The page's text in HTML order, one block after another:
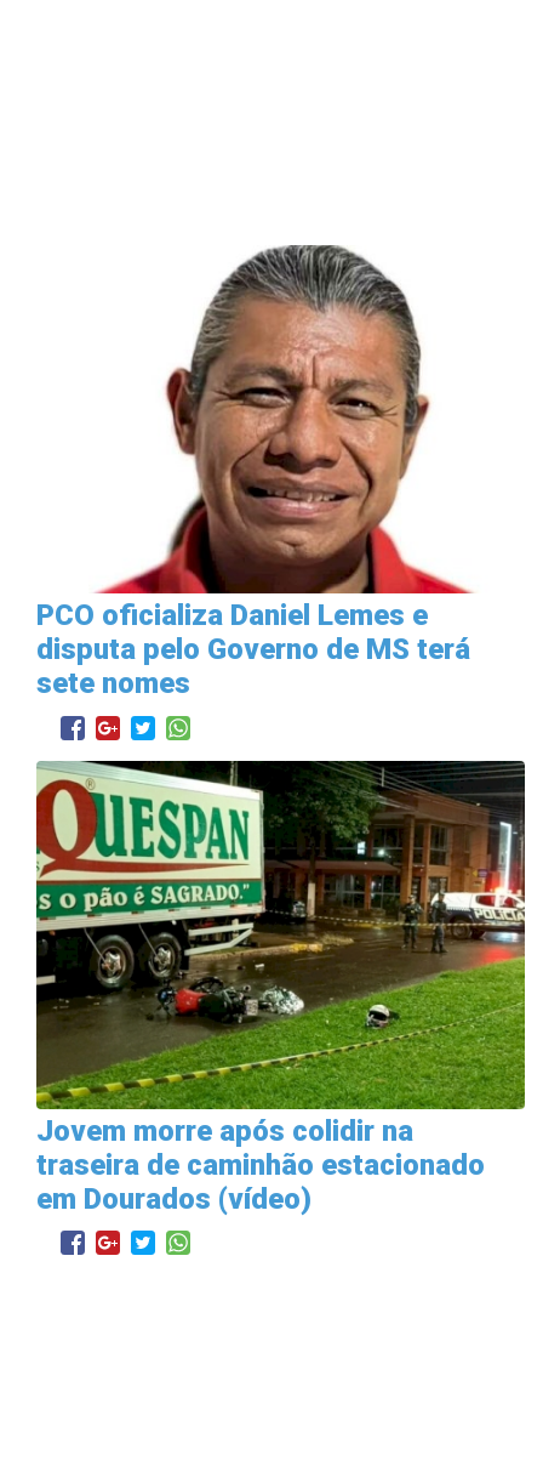
PCO oficializa Daniel Lemes e
disputa pelo Governo de MS terá
sete nomes
Jovem morre após colidir na
traseira de caminhão estacionado
em Dourados (vídeo)